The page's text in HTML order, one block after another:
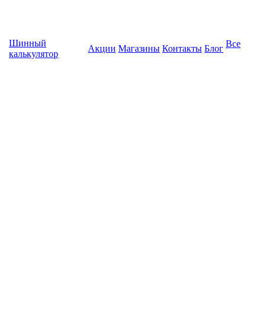
Шинный
калькулятор
Акции Магазины Контакты Блог Все